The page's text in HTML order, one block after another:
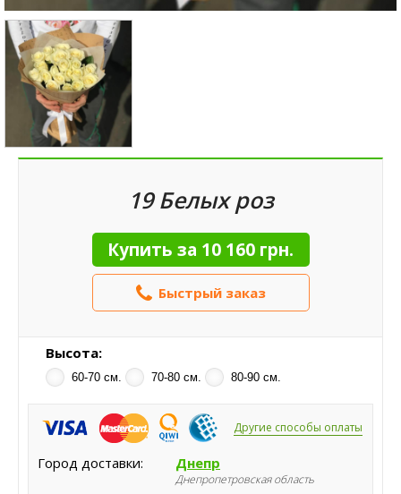
19 Белых роз
Купить за 10 160 грн.
Быстрый заказ
Высота:
60-70 см. 70-80 см. 80-90 см.
Другие способы оплаты
Город доставки: Днепр
Днепропетровская область